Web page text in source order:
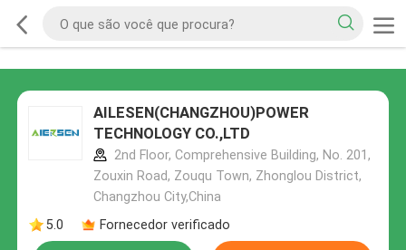
AILESEN(CHANGZHOU)POWER
TECHNOLOGY CO.,LTD
2nd Floor, Comprehensive Building, No. 201,
Zouxin Road, Zouqu Town, Zhonglou District,
Changzhou City,China
5.0
Fornecedor verificado